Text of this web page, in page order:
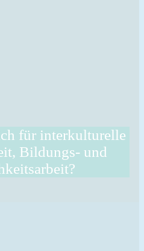
für interkulturelle
Bildungs- und